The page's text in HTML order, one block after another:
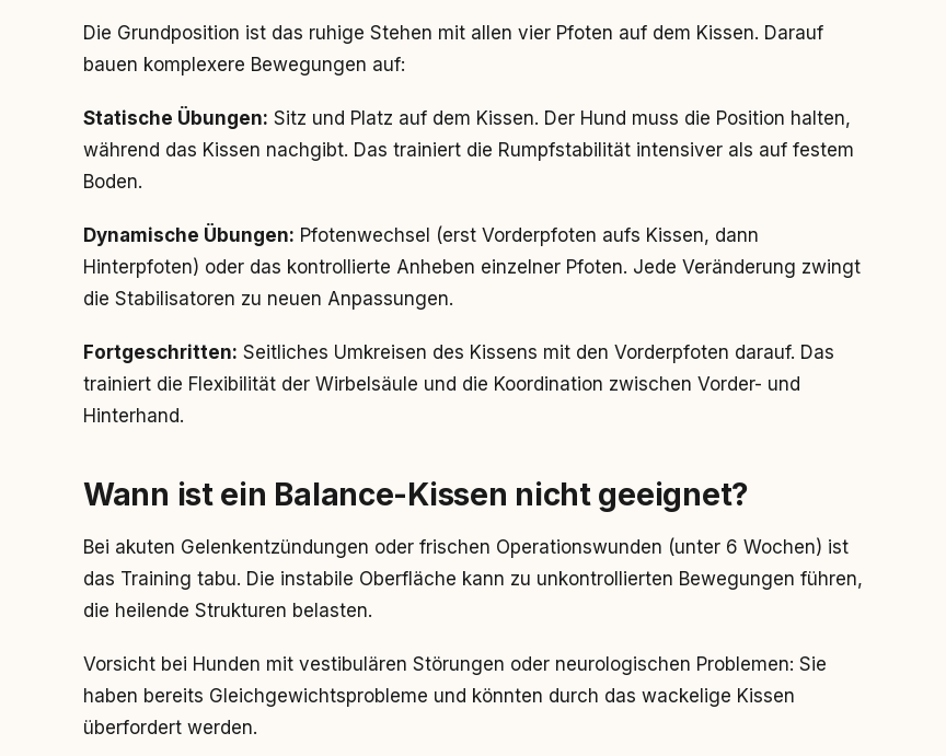
Die Grundposition ist das ruhige Stehen mit allen vier Pfoten auf dem Kissen. Darauf
bauen komplexere Bewegungen auf:
Statische Übungen: Sitz und Platz auf dem Kissen. Der Hund muss die Position halten,
während das Kissen nachgibt. Das trainiert die Rumpfstabilität intensiver als auf festem
Boden.
Dynamische Übungen: Pfotenwechsel (erst Vorderpfoten aufs Kissen, dann
Hinterpfoten) oder das kontrollierte Anheben einzelner Pfoten. Jede Veränderung zwingt
die Stabilisatoren zu neuen Anpassungen.
Fortgeschritten: Seitliches Umkreisen des Kissens mit den Vorderpfoten darauf. Das
trainiert die Flexibilität der Wirbelsäule und die Koordination zwischen Vorder- und
Hinterhand.
Wann ist ein Balance-Kissen nicht geeignet?
Bei akuten Gelenkentzündungen oder frischen Operationswunden (unter 6 Wochen) ist
das Training tabu. Die instabile Oberfläche kann zu unkontrollierten Bewegungen führen,
die heilende Strukturen belasten.
Vorsicht bei Hunden mit vestibulären Störungen oder neurologischen Problemen: Sie
haben bereits Gleichgewichtsprobleme und könnten durch das wackelige Kissen
überfordert werden.